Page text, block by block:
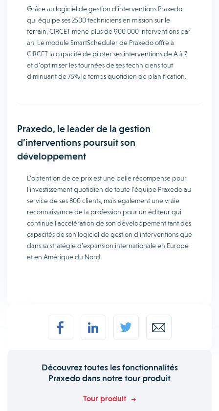
Grâce au logiciel de gestion d’interventions Praxedo
qui équipe ses 2500 techniciens en mission sur le
terrain, CIRCET mène plus de 900 000 interventions par
an. Le module SmartScheduler de Praxedo offre à
CIRCET la capacité de piloter ses interventions de A à Z
et d’optimiser les tournées de ses techniciens tout
diminuant de 75% le temps quotidien de planification.
Praxedo, le leader de la gestion
d’interventions poursuit son
développement
L’obtention de ce prix est une belle récompense pour
l’investissement quotidien de toute l’équipe Praxedo au
service de ses 800 clients, mais également une vraie
reconnaissance de la profession pour un éditeur qui
continue l’accélération de son développement tant des
capacités de son logiciel de gestion d’interventions que
dans sa stratégie d’expansion internationale en Europe
et en Amérique du Nord.
Découvrez toutes les fonctionnalités
Praxedo dans notre tour produit
Tour produit